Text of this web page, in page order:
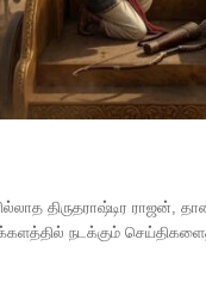
திருதராஷ்டிர ராஜன்,
நடக்கும்